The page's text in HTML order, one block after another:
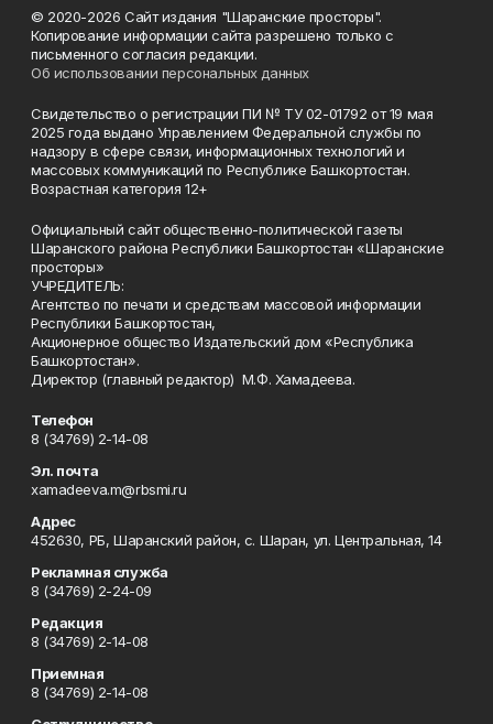
© 2020-2026 Сайт издания "Шаранские просторы".
Копирование информации сайта разрешено только с
письменного согласия редакции.
Об использовании персональных данных
Свидетельство о регистрации ПИ № ТУ 02-01792 от 19 мая
2025 года выдано Управлением Федеральной службы по
надзору в сфере связи, информационных технологий и
массовых коммуникаций по Республике Башкортостан.
Возрастная категория 12+
Официальный сайт общественно-политической газеты
Шаранского района Республики Башкортостан «Шаранские
просторы»
УЧРЕДИТЕЛЬ:
Агентство по печати и средствам массовой информации
Республики Башкортостан,
Акционерное общество Издательский дом «Республика
Башкортостан».
Директор (главный редактор) М.Ф. Хамадеева.
Телефон
8 (34769) 2-14-08
Эл. почта
xamadeeva.m@rbsmi.ru
Адрес
452630, РБ, Шаранский район, с. Шаран, ул. Центральная, 14
Рекламная служба
8 (34769) 2-24-09
Редакция
8 (34769) 2-14-08
Приемная
8 (34769) 2-14-08